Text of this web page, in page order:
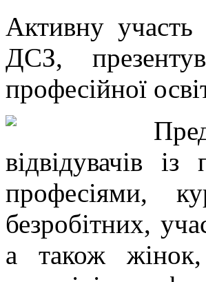
Активну
ДСЗ,
професійної
відвідувачів
професіями,
безробітних,
а також